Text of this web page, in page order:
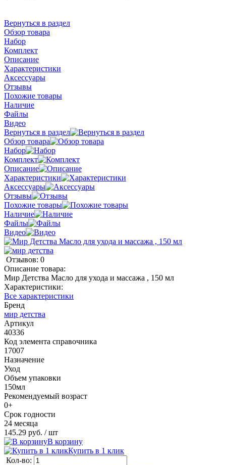
Вернуться в раздел
Обзор товара
Набор
Комплект
Описание
Характеристики
Аксессуары
Отзывы
Похожие товары
Наличие
Файлы
Видео
Вернуться в раздел
Обзор товара
Набор
Комплект
Описание
Характеристики
Аксессуары
Отзывы
Похожие товары
Наличие
Файлы
Видео
Отзывов: 0
Описание товара:
Мир Детства Масло для ухода и массажа , 150 мл
Характеристики:
Все характеристики
Бренд
мир детства
Артикул
40336
Код элемента справочника
17007
Назначение
Уход
Объем упаковки
150мл
Рекомендуемый возраст
0+
Срок годности
24 месяца
145.29 руб. / шт
В корзину
Купить в 1 клик
Кол-во: